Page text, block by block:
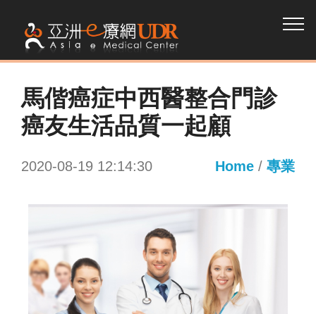
馬偕癌症中西醫整合門診
癌友生活品質一起顧
2020-08-19 12:14:30 Home / 專業